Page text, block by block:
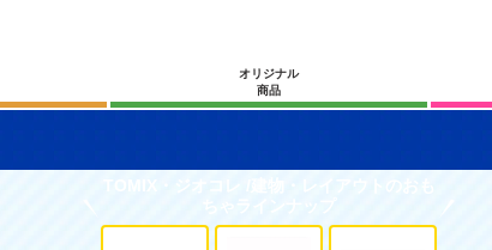
オリジナル
商品